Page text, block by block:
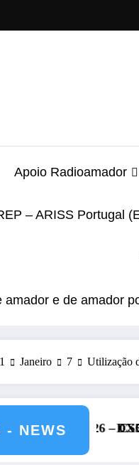
Apoio Radioamador
– ARISS Portugal
amador e de amador
Janeiro 7 Utilização
- NEWS
– CS5HQ
DXCC –